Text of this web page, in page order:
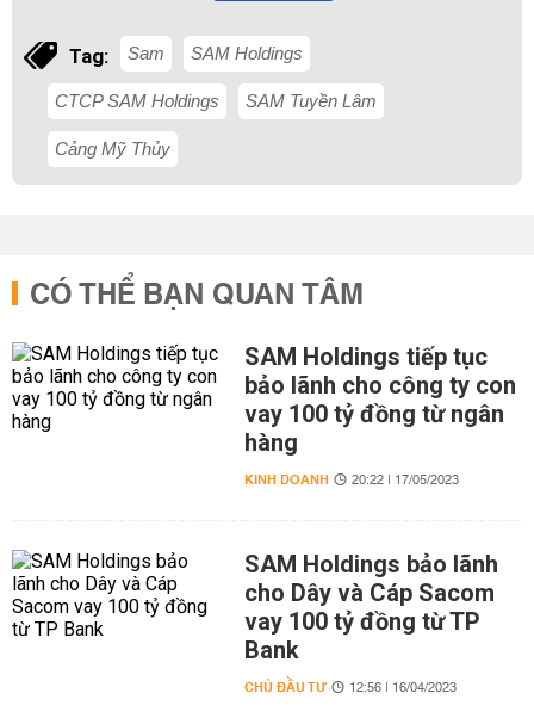
Tag: Sam SAM Holdings
CTCP SAM Holdings SAM Tuyền Lâm
Cảng Mỹ Thủy
CÓ THỂ BẠN QUAN TÂM
SAM Holdings tiếp tục
bảo lãnh cho công ty con
vay 100 tỷ đồng từ ngân
hàng
KINH DOANH 20:22 | 17/05/2023
SAM Holdings bảo lãnh
cho Dây và Cáp Sacom
vay 100 tỷ đồng từ TP
Bank
CHỦ ĐẦU TƯ 12:56 | 16/04/2023